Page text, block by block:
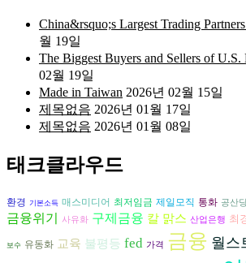
China&rsquo;s Largest Trading
월 19일
The Biggest Buyers and Sellers of U.S.
02월 19일
Made in Taiwan 2026년 02월 15일
제목없음 2026년 01월 17일
제목없음 2026년 01월 08일
태크클라우드
환경 기본소득 매스미디어 최저임금 제일모직 통화 공산
금융위기 사유화 구제금융 칼 맑스 산업은행 최
보수 유동화 교육 불평등 fed 가격 금융 월스